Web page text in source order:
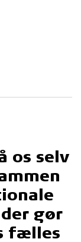
os selv
gør
fælles